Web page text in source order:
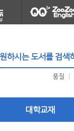
품질
대학교재